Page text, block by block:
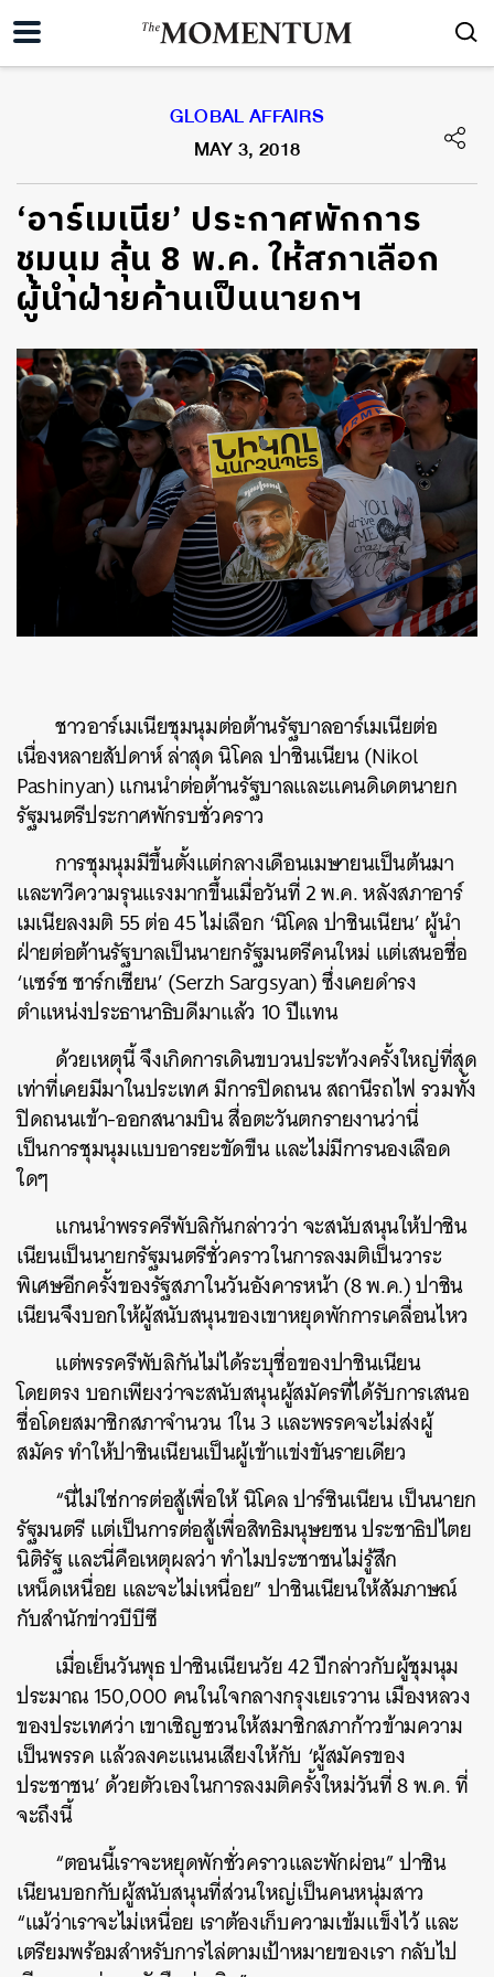
GLOBAL AFFAIRS
MAY 3, 2018
‘อาร์เมเนีย’ ประกาศพักการ
ชุมนุม ลุ้น 8 พ.ค. ให้สภาเลือก
ผู้นำฝ่ายค้านเป็นนายกฯ
ชาวอาร์เมเนียชุมนุมต่อต้านรัฐบาลอาร์เมเนียต่อ
เนื่องหลายสัปดาห์ ล่าสุด นิโคล ปาชินเนียน (Nikol
Pashinyan) แกนนำต่อต้านรัฐบาลและแคนดิเดตนายก
รัฐมนตรีประกาศพักรบชั่วคราว
การชุมนุมมีขึ้นตั้งแต่กลางเดือนเมษายนเป็นต้นมา
และทวีความรุนแรงมากขึ้นเมื่อวันที่ 2 พ.ค. หลังสภาอาร์
เมเนียลงมติ 55 ต่อ 45 ไม่เลือก ‘นิโคล ปาชินเนียน’ ผู้นำ
ฝ่ายต่อต้านรัฐบาลเป็นนายกรัฐมนตรีคนใหม่ แต่เสนอชื่อ
‘แซร์ช ซาร์กเซียน’ (Serzh Sargsyan) ซึ่งเคยดำรง
ตำแหน่งประธานาธิบดีมาแล้ว 10 ปีแทน
ด้วยเหตุนี้ จึงเกิดการเดินขบวนประท้วงครั้งใหญ่ที่สุด
เท่าที่เคยมีมาในประเทศ มีการปิดถนน สถานีรถไฟ รวมทั้ง
ปิดถนนเข้า-ออกสนามบิน สื่อตะวันตกรายงานว่านี่
เป็นการชุมนุมแบบอารยะขัดขืน และไม่มีการนองเลือด
ใดๆ
แกนนำพรรครีพับลิกันกล่าวว่า จะสนับสนุนให้ปาชิน
เนียนเป็นนายกรัฐมนตรีชั่วคราวในการลงมติเป็นวาระ
พิเศษอีกครั้งของรัฐสภาในวันอังคารหน้า (8 พ.ค.) ปาชิน
เนียนจึงบอกให้ผู้สนับสนุนของเขาหยุดพักการเคลื่อนไหว
แต่พรรครีพับลิกันไม่ได้ระบุชื่อของปาชินเนียน
โดยตรง บอกเพียงว่าจะสนับสนุนผู้สมัครที่ได้รับการเสนอ
ชื่อโดยสมาชิกสภาจำนวน 1ใน 3 และพรรคจะไม่ส่งผู้
สมัคร ทำให้ปาชินเนียนเป็นผู้เข้าแข่งขันรายเดียว
“นี่ไม่ใช่การต่อสู้เพื่อให้ นิโคล ปาร์ชินเนียน เป็นนายก
รัฐมนตรี แต่เป็นการต่อสู้เพื่อสิทธิมนุษยชน ประชาธิปไตย
นิติรัฐ และนี่คือเหตุผลว่า ทำไมประชาชนไม่รู้สึก
เหน็ดเหนื่อย และจะไม่เหนื่อย” ปาชินเนียนให้สัมภาษณ์
กับสำนักข่าวบีบีซี
เมื่อเย็นวันพุธ ปาชินเนียนวัย 42 ปีกล่าวกับผู้ชุมนุม
ประมาณ 150,000 คนในใจกลางกรุงเยเรวาน เมืองหลวง
ของประเทศว่า เขาเชิญชวนให้สมาชิกสภาก้าวข้ามความ
เป็นพรรค แล้วลงคะแนนเสียงให้กับ ‘ผู้สมัครของ
ประชาชน’ ด้วยตัวเองในการลงมติครั้งใหม่วันที่ 8 พ.ค. ที่
จะถึงนี้
“ตอนนี้เราจะหยุดพักชั่วคราวและพักผ่อน” ปาชิน
เนียนบอกกับผู้สนับสนุนที่ส่วนใหญ่เป็นคนหนุ่มสาว
“แม้ว่าเราจะไม่เหนื่อย เราต้องเก็บความเข้มแข็งไว้ และ
เตรียมพร้อมสำหรับการไล่ตามเป้าหมายของเรา กลับไป